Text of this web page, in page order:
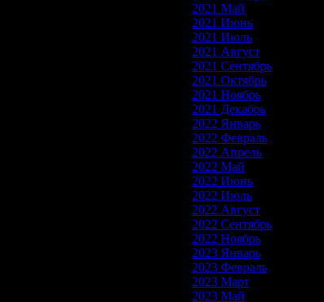
2021 Май
2021 Июнь
2021 Июль
2021 Август
2021 Сентябрь
2021 Октябрь
2021 Ноябрь
2021 Декабрь
2022 Январь
2022 Февраль
2022 Апрель
2022 Май
2022 Июнь
2022 Июль
2022 Август
2022 Сентябрь
2022 Ноябрь
2023 Январь
2023 Февраль
2023 Март
2023 Май